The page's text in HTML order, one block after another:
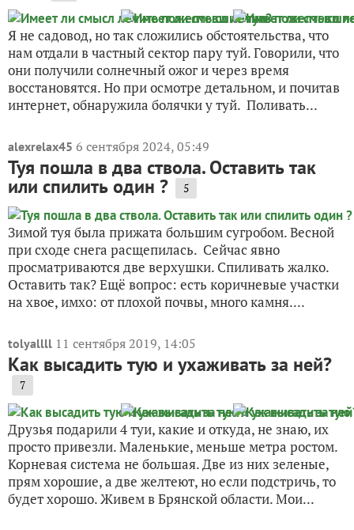
Я не садовод, но так сложились обстоятельства, что
нам отдали в частный сектор пару туй. Говорили, что
они получили солнечный ожог и через время
восстановятся. Но при осмотре детальном, и почитав
интернет, обнаружила болячки у туй. Поливать...
alexrelax45 6 сентября 2024, 05:49
Туя пошла в два ствола. Оставить так
или спилить один ? 5
Зимой туя была прижата большим сугробом. Весной
при сходе снега расщепилась. Сейчас явно
просматриваются две верхушки. Спиливать жалко.
Оставить так? Ещё вопрос: есть коричневые участки
на хвое, имхо: от плохой почвы, много камня....
tolyallll 11 сентября 2019, 14:05
Как высадить тую и ухаживать за ней?
7
Друзья подарили 4 туи, какие и откуда, не знаю, их
просто привезли. Маленькие, меньше метра ростом.
Корневая система не большая. Две из них зеленые,
прям хорошие, а две желтеют, но если подстричь, то
будет хорошо. Живем в Брянской области. Мои...